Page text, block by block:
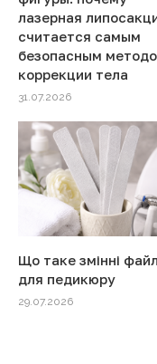
лазерная
считается самым
безопасным
коррекции тела
31.07.2026
Що таке змінні
для педикюру
29.07.2026